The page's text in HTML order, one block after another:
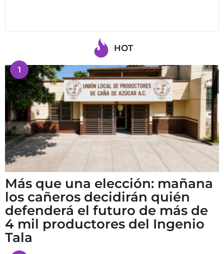
HOT
1
Más que una elección: mañana
los cañeros decidirán quién
defenderá el futuro de más de
4 mil productores del Ingenio
Tala